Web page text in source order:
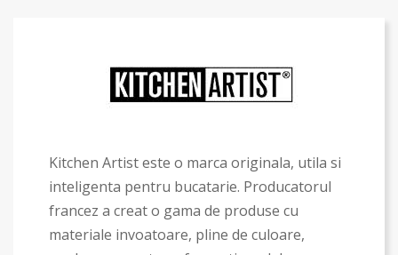
Kitchen Artist este o marca originala, utila si
inteligenta pentru bucatarie. Producatorul
francez a creat o gama de produse cu
materiale invoatoare, pline de culoare,